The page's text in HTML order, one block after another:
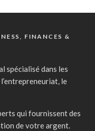
FINANCES &
spécialisé dans les
le
qui fournissent des
de votre argent.